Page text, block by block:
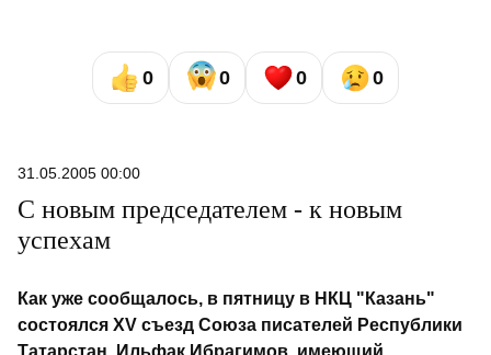
0 0 0 0
31.05.2005 00:00
С новым председателем - к новым
успехам
Как уже сообщалось, в пятницу в НКЦ "Казань"
состоялся XV съезд Союза писателей Республики
Татарстан. Ильфак Ибрагимов, имеющий